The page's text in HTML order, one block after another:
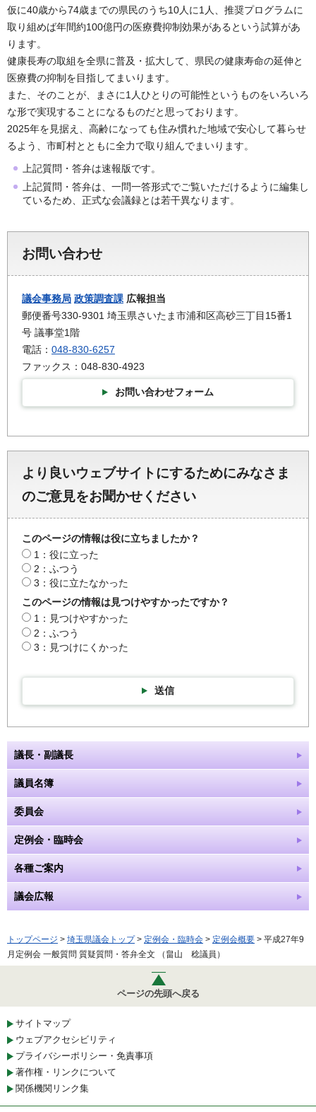
仮に40歳から74歳までの県民のうち10人に1人、推奨プログラムに
取り組めば年間約100億円の医療費抑制効果があるという試算があ
ります。
健康長寿の取組を全県に普及・拡大して、県民の健康寿命の延伸と
医療費の抑制を目指してまいります。
また、そのことが、まさに1人ひとりの可能性というものをいろいろ
な形で実現することになるものだと思っております。
2025年を見据え、高齢になっても住み慣れた地域で安心して暮らせ
るよう、市町村とともに全力で取り組んでまいります。
上記質問・答弁は速報版です。
上記質問・答弁は、一問一答形式でご覧いただけるように編集し
ているため、正式な会議録とは若干異なります。
お問い合わせ
議会事務局 政策調査課 広報担当
郵便番号330-9301 埼玉県さいたま市浦和区高砂三丁目15番1
号 議事堂1階
電話： 048-830-6257
ファックス：048-830-4923
お問い合わせフォーム
より良いウェブサイトにするためにみなさま
のご意見をお聞かせください
このページの情報は役に立ちましたか？
1：役に立った
2：ふつう
3：役に立たなかった
このページの情報は見つけやすかったですか？
1：見つけやすかった
2：ふつう
3：見つけにくかった
送信
議長・副議長
議員名簿
委員会
定例会・臨時会
各種ご案内
議会広報
トップページ > 埼玉県議会トップ> 定例会・臨時会 > 定例会概要 > 平成27年9
月定例会 一般質問 質疑質問・答弁全文 （畠山 稔議員）
ページの先頭へ戻る
サイトマップ
ウェブアクセシビリティ
プライバシーポリシー・免責事項
著作権・リンクについて
関係機関リンク集